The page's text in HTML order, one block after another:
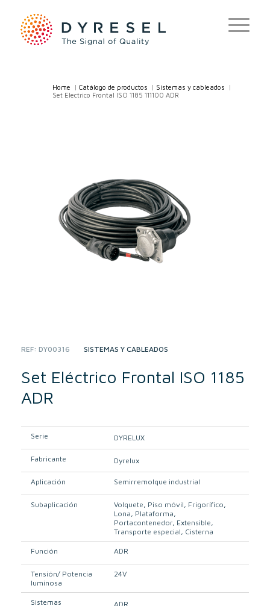
Home /Catálogo de productos Sistemas y cableados
Set Electrico Frontal ISO 1185 111100 ADR
REF:DY00316
CATEGORY:SISTEMAS Y CABLEADOS
Set Eléctrico Frontal ISO 1185
ADR
Serie DYRELUX
Fabricante Dyrelux
Aplicación Semirremolque industrial
Subaplicación Volquete Piso móvil Frigorífico
Lona Plataforma
Portacontenedor Extensible
Transporte especial Cisterna
Función ADR
Tensión/ Potencia
luminosa
24V
Sistemas ADR